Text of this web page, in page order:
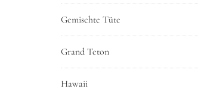
Gemischte Tüte
Grand Teton
Hawaii